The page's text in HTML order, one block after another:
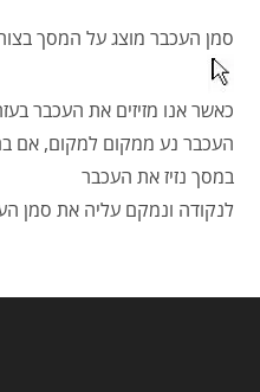
סמן העכבר מוצג על המסך
כאשר אנו מזיזים את העכבר
העכבר נע ממקום למקום, אם
במסך נזיז את העכבר
לנקודה ונמקם עליה את סמן